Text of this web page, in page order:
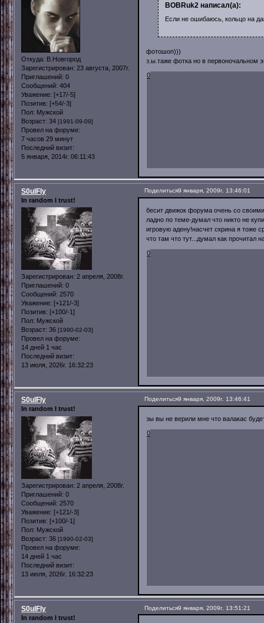
Откуда: В.Новгород
Зарегистрирован: 23 августа, 2007г.
Приглашений: 0
Сообщений: 404
Уважение: [+17/-5]
Позитив: [+54/-3]
Пол: Мужской
Возраст: 34 [1991-09-09]
Провел на форуме:
7 часов 29 минут
Последний визит:
5 января, 2014г. 06:11:43
BOBRuk2 написал(а):
Если не ошибаюсь, кольцо на
фотошоп)))
з.ы.таже фотка но в первоночальном
0
Поделиться9 января, 2009г. 13:46:01
S0ulFly
In random I trust!
Зарегистрирован: 2 апреля, 2008г.
Приглашений: 0
Сообщений: 2570
Уважение: [+121/-3]
Позитив: [+100/-1]
Пол: Мужской
Возраст: 36 [1990-02-03]
Провел на форуме:
14 дней 1 час
Последний визит:
13 июля, 2026г. 16:32:23
бесит движок форума очень со
ладно по теме-думал что никто не
игровую адену!насчет скрина я тоже
что там что тут...думал как прочитал
0
Поделиться9 января, 2009г. 13:46:41
S0ulFly
In random I trust!
Зарегистрирован: 2 апреля, 2008г.
Приглашений: 0
Сообщений: 2570
Уважение: [+121/-3]
Позитив: [+100/-1]
Пол: Мужской
Возраст: 36 [1990-02-03]
Провел на форуме:
14 дней 1 час
Последний визит:
13 июля, 2026г. 16:32:23
зы вы не верили мне что валакас
0
Поделиться9 января, 2009г. 13:51:21
S0ulFly
In random I trust!